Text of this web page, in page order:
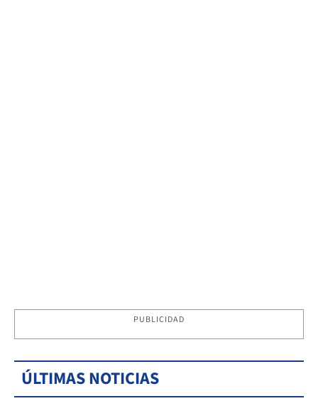
PUBLICIDAD
ÚLTIMAS NOTICIAS